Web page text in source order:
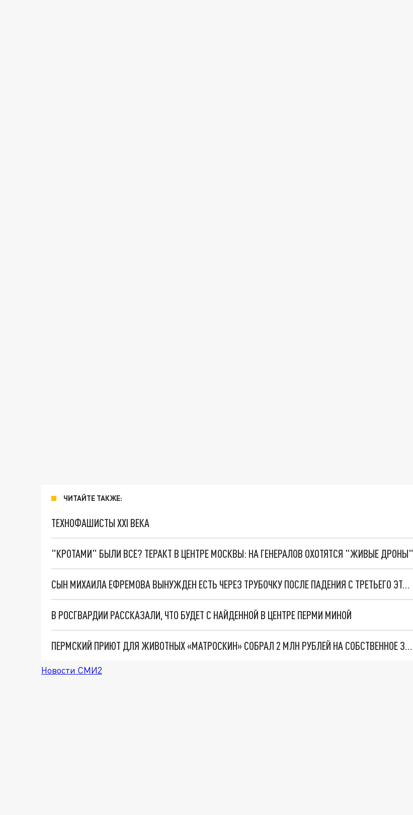
ЧИТАЙТЕ ТАКЖЕ:
ТЕХНОФАШИСТЫ XXI ВЕКА
"КРОТАМИ" БЫЛИ ВСЕ? ТЕРАКТ В ЦЕНТРЕ МОСКВЫ: НА ГЕНЕРАЛОВ ОХОТЯТСЯ "ЖИВЫЕ ДРОНЫ"
СЫН МИХАИЛА ЕФРЕМОВА ВЫНУЖДЕН ЕСТЬ ЧЕРЕЗ ТРУБОЧКУ ПОСЛЕ ПАДЕНИЯ С ТРЕТЬЕГО ЭТАЖА
В РОСГВАРДИИ РАССКАЗАЛИ, ЧТО БУДЕТ С НАЙДЕННОЙ В ЦЕНТРЕ ПЕРМИ МИНОЙ
ПЕРМСКИЙ ПРИЮТ ДЛЯ ЖИВОТНЫХ «МАТРОСКИН» СОБРАЛ 2 МЛН РУБЛЕЙ НА СОБСТВЕННОЕ ЗДАНИЕ
Новости СМИ2